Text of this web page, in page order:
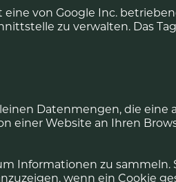
eine von Google Inc.
zu verwalten. Das
Datenmengen, die
einer Website an Ihren
Informationen zu sammeln.
wenn ein Cookie